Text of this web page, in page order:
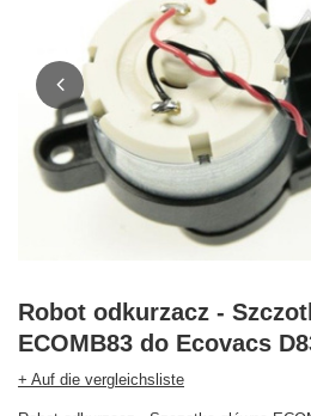
Robot odkurzacz -
ECOMB83 do Ecovacs
+ Auf die vergleichsliste